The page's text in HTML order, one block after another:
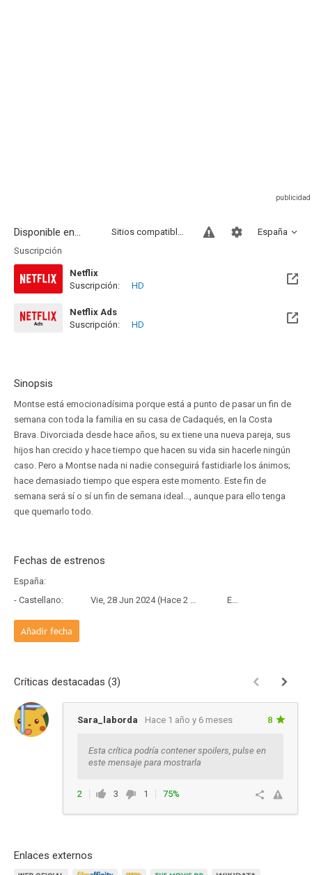
Disponible en... España
Sitios compatibles
Suscripción
Netflix
Suscripción:
HD
Netflix Ads
Suscripción:
HD
Sinopsis
Montse está emocionadísima porque está a punto de pasar un fin de
semana con toda la familia en su casa de Cadaqués, en la Costa
Brava. Divorciada desde hace años, su ex tiene una nueva pareja, sus
hijos han crecido y hace tiempo que hacen su vida sin hacerle ningún
caso. Pero a Montse nada ni nadie conseguirá fastidiarle los ánimos;
hace demasiado tiempo que espera este momento. Este fin de
semana será sí o sí un fin de semana ideal..., aunque para ello tenga
que quemarlo todo.
Fechas de estrenos
España:
- Castellano:
Vie, 28 Jun 2024 (Hace 2 años y 1 mes) Estreno
Añadir fecha
Críticas destacadas (3)
Sara_laborda Hace 1 año y 6 meses 8
Esta crítica podría contener spoilers, pulse en
este mensaje para mostrarla
2 3 1
75%
Enlaces externos